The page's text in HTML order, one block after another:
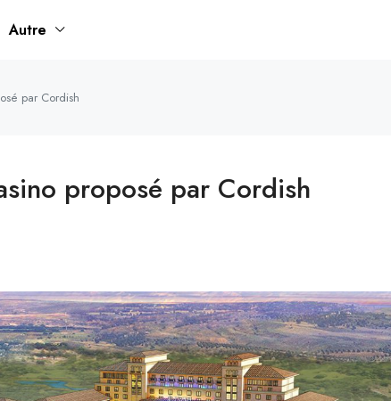
Autre
par Cordish
proposé par Cordish